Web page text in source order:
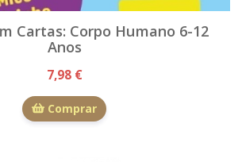
Cartas: Corpo Humano 6-12
Anos
7,98 €
Comprar